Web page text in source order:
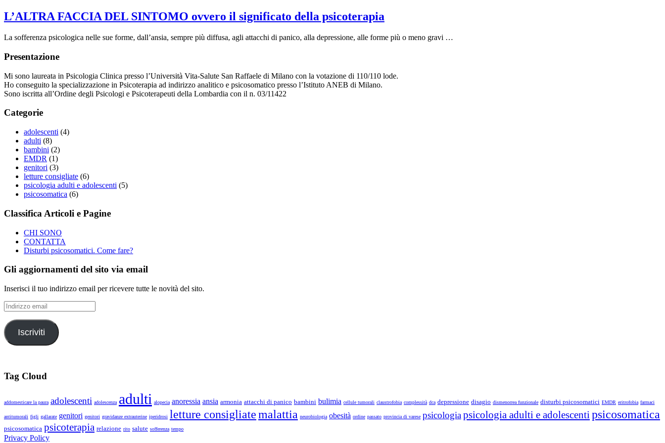
L’ALTRA FACCIA DEL SINTOMO ovvero il significato della psicoterapia
La sofferenza psicologica nelle sue forme, dall’ansia, sempre più diffusa, agli attacchi di panico, alla depressione, alle forme più o meno gravi …
Presentazione
Mi sono laureata in Psicologia Clinica presso l’Università Vita-Salute San Raffaele di Milano con la votazione di 110/110 lode.
Ho conseguito la specializzazione in Psicoterapia ad indirizzo analitico e psicosomatico presso l’Istituto ANEB di Milano.
Sono iscritta all’Ordine degli Psicologi e Psicoterapeuti della Lombardia con il n. 03/11422
Categorie
adolescenti (4)
adulti (8)
bambini (2)
EMDR (1)
genitori (3)
letture consigliate (6)
psicologia adulti e adolescenti (5)
psicosomatica (6)
Classifica Articoli e Pagine
CHI SONO
CONTATTA
Disturbi psicosomatici. Come fare?
Gli aggiornamenti del sito via email
Inserisci il tuo indirizzo email per ricevere tutte le novità del sito.
Indirizzo
email
Iscriviti
Tag Cloud
addomesticare la paura adolescenti adolescenza adulti alopecia anoressia ansia armonia attacchi di panico bambini bulimia cellule tumorali claustrofobia complessità dca depressione disagio dismenorrea funzionale disturbi psicosomatici EMDR eritrofobia farmaci
antitumorali figli gallarate genitori genitori gravidanze extrauterine iperidrosi letture consigliatemalattia neurobiologia obesità ordine passato provincia di varese psicologiapsicologia adulti e adolescentipsicosomatica
psicosomatica psicoterapia relazione rito salute sofferenza tempo
Privacy Policy